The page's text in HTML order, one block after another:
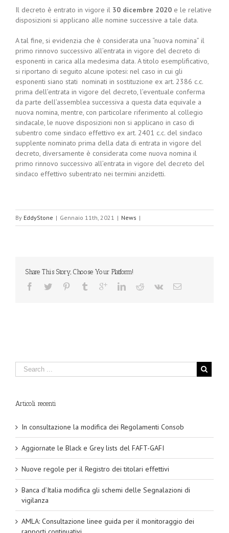
Il decreto è entrato in vigore il 30 dicembre 2020 e le relative
disposizioni si applicano alle nomine successive a tale data.
A tal fine, si evidenzia che è considerata una “nuova nomina” il
primo rinnovo successivo all’entrata in vigore del decreto di
esponenti in carica alla medesima data. A titolo esemplificativo,
si riportano di seguito alcune ipotesi: nel caso in cui gli
esponenti siano stati nominati in sostituzione ex art. 2386 c.c.
prima dell’entrata in vigore del decreto, l’eventuale conferma
da parte dell’assemblea successiva a questa data equivale a
nuova nomina, mentre, con particolare riferimento al collegio
sindacale, le nuove disposizioni non si applicano in caso di
subentro come sindaco effettivo ex art. 2401 c.c. del sindaco
supplente nominato prima della data di entrata in vigore del
decreto, diversamente è considerata come nuova nomina il
primo rinnovo successivo all’entrata in vigore del decreto del
sindaco effettivo subentrato nei termini anzidetti.
By EddyStone | Gennaio 11th, 2021 | News |
Share This Story, Choose Your Platform!
Articoli recenti
In consultazione la modifica dei Regolamenti Consob
Aggiornate le Black e Grey lists del FAFT-GAFI
Nuove regole per il Registro dei titolari effettivi
Banca d’Italia modifica gli schemi delle Segnalazioni di
vigilanza
AMLA: Consultazione linee guida per il monitoraggio dei